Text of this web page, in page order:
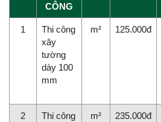
CÔNG
1
Thi công
xây
tường
dày 100
mm
m² 125.000đ
2
Thi công
m² 235.000đ